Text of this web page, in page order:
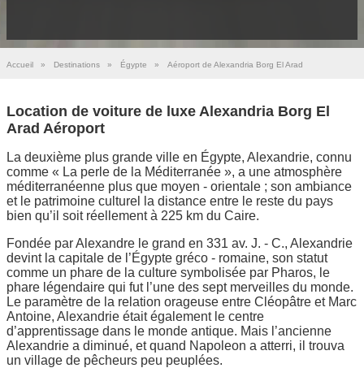
Accueil » Destinations » Égypte » Aéroport de Alexandria Borg El Arad
Location de voiture de luxe Alexandria Borg El
Arad Aéroport
La deuxième plus grande ville en Égypte, Alexandrie, connu
comme « La perle de la Méditerranée », a une atmosphère
méditerranéenne plus que moyen - orientale ; son ambiance
et le patrimoine culturel la distance entre le reste du pays
bien qu’il soit réellement à 225 km du Caire.
Fondée par Alexandre le grand en 331 av. J. - C., Alexandrie
devint la capitale de l’Égypte gréco - romaine, son statut
comme un phare de la culture symbolisée par Pharos, le
phare légendaire qui fut l’une des sept merveilles du monde.
Le paramètre de la relation orageuse entre Cléopâtre et Marc
Antoine, Alexandrie était également le centre
d’apprentissage dans le monde antique. Mais l’ancienne
Alexandrie a diminué, et quand Napoleon a atterri, il trouva
un village de pêcheurs peu peuplées.